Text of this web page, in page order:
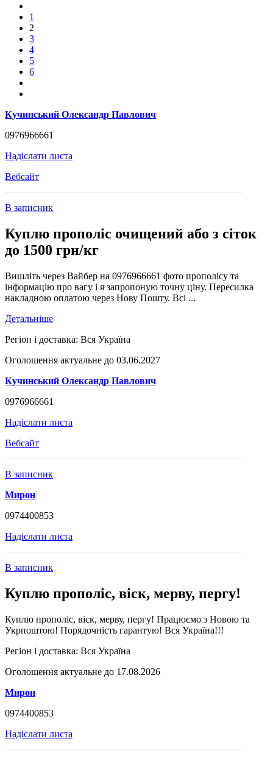
1
2
3
4
5
6
Кучинський Олександр Павлович
0976966661
Надіслати листа
Вебсайт
В записник
Куплю прополіс очищений або з сіток
до 1500 грн/кг
Вишліть через Вайбер на 0976966661 фото прополісу та
інформацію про вагу і я запропоную точну ціну. Пересилка
накладною оплатою через Нову Пошту. Всі ...
Детальніше
Регіон і доставка: Вся Україна
Оголошення актуальне до 03.06.2027
Кучинський Олександр Павлович
0976966661
Надіслати листа
Вебсайт
В записник
Мирон
0974400853
Надіслати листа
В записник
Куплю прополіс, віск, мерву, пергу!
Куплю прополіс, віск, мерву, пергу! Працюємо з Новою та
Укрпоштою! Порядочність гарантую! Вся Україна!!!
Регіон і доставка: Вся Україна
Оголошення актуальне до 17.08.2026
Мирон
0974400853
Надіслати листа